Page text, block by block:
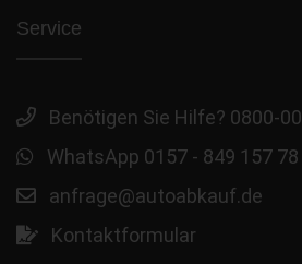
Service
Benötigen Sie Hilfe? 0800-
WhatsApp 0157 - 849 157 78
anfrage@autoabkauf.de
Kontaktformular